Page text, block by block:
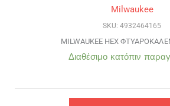
Milwaukee
SKU: 4932464165
MILWAUKEE HEX
Διαθέσιμο κατόπιν